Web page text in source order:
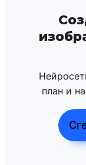
план и